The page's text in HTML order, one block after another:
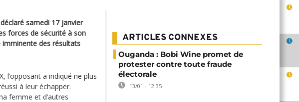
samedi 17 janvier
forces de sécurité à son
imminente des résultats
l’opposant a indiqué ne plus
à leur échapper.
femme et d’autres
ARTICLES CONNEXES
Ouganda : Bobi Wine promet de
protester contre toute fraude
électorale
13/01 - 12:35